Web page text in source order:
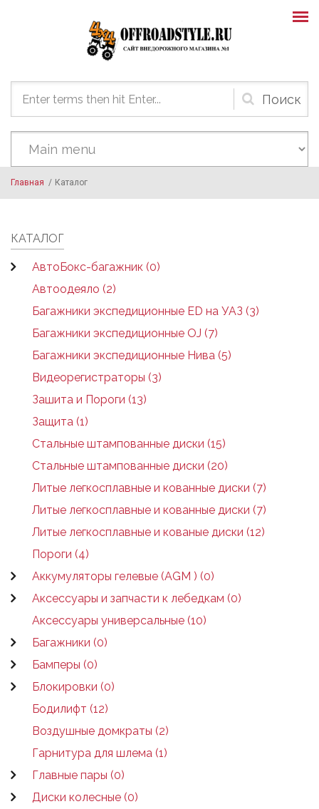
Форма
поиска
Главная / Каталог
КАТАЛОГ
АвтоБокс-багажник (0)
Автоодеяло (2)
Багажники экспедиционные ED на УАЗ (3)
Багажники экспедиционные OJ (7)
Багажники экспедиционные Нива (5)
Видеорегистраторы (3)
Зашита и Пороги (13)
Защита (1)
Стальные штампованные диски (15)
Стальные штампованные диски (20)
Литые легкосплавные и кованные диски (7)
Литые легкосплавные и кованные диски (7)
Литые легкосплавные и кованые диски (12)
Пороги (4)
Аккумуляторы гелевые (AGM ) (0)
Аксессуары и запчасти к лебедкам (0)
Аксессуары универсальные (10)
Багажники (0)
Бамперы (0)
Блокировки (0)
Бодилифт (12)
Воздушные домкраты (2)
Гарнитура для шлема (1)
Главные пары (0)
Диски колесные (0)